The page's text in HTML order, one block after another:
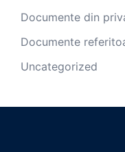
Documente din
Documente
Uncategorized